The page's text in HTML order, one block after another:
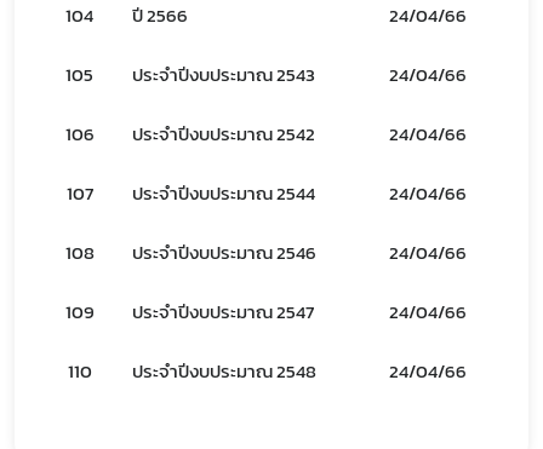
104 ปี 2566 24/04/66
105 ประจำปีงบประมาณ 2543 24/04/66
106 ประจำปีงบประมาณ 2542 24/04/66
107 ประจำปีงบประมาณ 2544 24/04/66
108 ประจำปีงบประมาณ 2546 24/04/66
109 ประจำปีงบประมาณ 2547 24/04/66
110 ประจำปีงบประมาณ 2548 24/04/66